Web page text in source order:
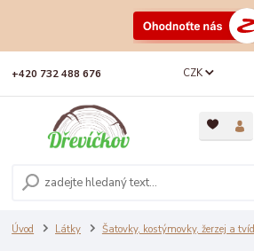
CZK
+420 732 488 676
Úvod Látky Šatovky, kostýmovky, žerzej a tvíd